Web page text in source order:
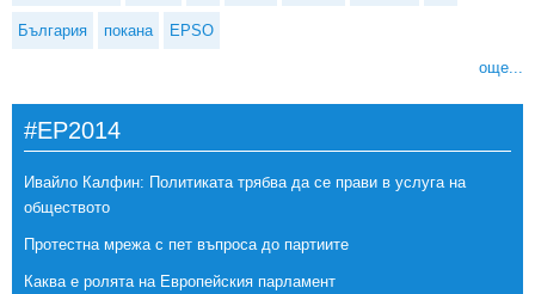
България покана EPSO
още...
#EP2014
Ивайло Калфин: Политиката трябва да се прави в услуга на
обществото
Протестна мрежа с пет въпроса до партиите
Каква е ролята на Европейския парламент